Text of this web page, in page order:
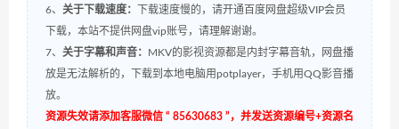
6、 关于下载速度：
下载速度慢的，请开通百度网盘超级VIP会员
下载，本站不提供网盘vip账号，请理解谢谢。
7、 关于字幕和声音： MKV的影视资源都是内封字幕音轨，网盘播
放是无法解析的，下载到本地电脑用potplayer，手机用QQ影音播
放。
资源失效请添加客服微信 “ 85630683 ”，并发送资源编号+资源名